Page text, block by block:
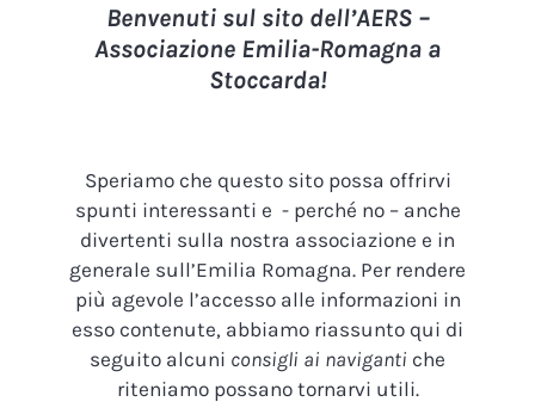
Benvenuti sul sito dell’AERS –
Associazione Emilia-Romagna a
Stoccarda!
Speriamo che questo sito possa offrirvi
spunti interessanti e - perché no – anche
divertenti sulla nostra associazione e in
generale sull’Emilia Romagna. Per rendere
più agevole l’accesso alle informazioni in
esso contenute, abbiamo riassunto qui di
seguito alcuni consigli ai naviganti che
riteniamo possano tornarvi utili.